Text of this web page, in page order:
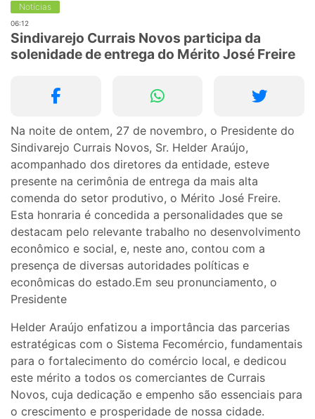
Notícias
06:12
Sindivarejo Currais Novos participa da
solenidade de entrega do Mérito José Freire
Na noite de ontem, 27 de novembro, o Presidente do
Sindivarejo Currais Novos, Sr. Helder Araújo,
acompanhado dos diretores da entidade, esteve
presente na cerimônia de entrega da mais alta
comenda do setor produtivo, o Mérito José Freire.
Esta honraria é concedida a personalidades que se
destacam pelo relevante trabalho no desenvolvimento
econômico e social, e, neste ano, contou com a
presença de diversas autoridades políticas e
econômicas do estado.Em seu pronunciamento, o
Presidente
Helder Araújo enfatizou a importância das parcerias
estratégicas com o Sistema Fecomércio, fundamentais
para o fortalecimento do comércio local, e dedicou
este mérito a todos os comerciantes de Currais
Novos, cuja dedicação e empenho são essenciais para
o crescimento e prosperidade de nossa cidade.